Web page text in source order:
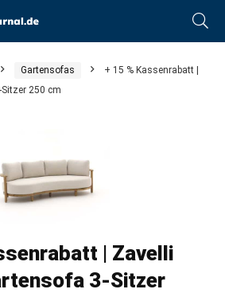
Gartensofas
+ 15 % Kassenrabatt |
250 cm
| Zavelli
3-Sitzer